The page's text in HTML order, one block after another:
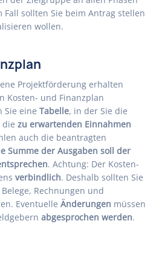
sollten Sie beim Antrag stellen
wollen.
Projektförderung erhalten
Kosten- und Finanzplan
Sie eine Tabelle, in der Sie die
die zu erwartenden Einnahmen
auch die beantragten
Summe der Ausgaben soll der
. Achtung: Der Kosten-
verbindlich. Deshalb sollten Sie
Rechnungen und
Eventuelle Änderungen müssen
abgesprochen werden.